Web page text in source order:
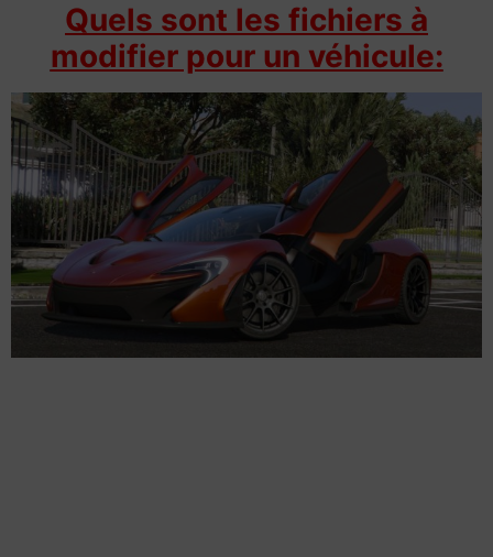
Quels sont les fichiers à
modifier pour un véhicule: